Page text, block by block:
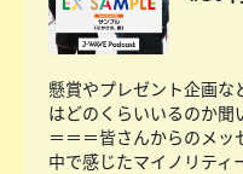
懸賞やプレゼント企画な
はどのくらいいるのか聞
＝＝＝皆さんからのメ
中で感じたマイノリティ